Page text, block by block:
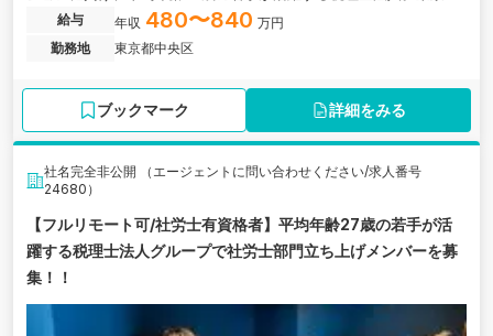
店新規立ち上げにあたり、新たなメンバーを募集しています。
給与 年収 480〜840 万円
勤務地
東京都中央区
ブックマーク 詳細をみる
社名完全非公開 （エージェントに問い合わせください/求人番号
24680）
【フルリモート可/社労士有資格者】平均年齢27歳の若手が活
躍する税理士法人グループで社労士部門立ち上げメンバーを募
集！！